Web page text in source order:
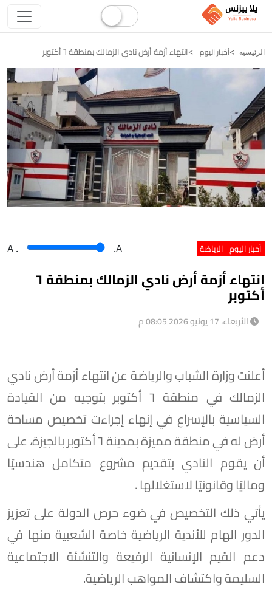
الرئيسيه أخبار اليوم انتهاء أزمة أرض نادي الزمالك بمنطقة ٦ أكتوبر
أخبار اليوم الرياضة A . .A
انتهاء أزمة أرض نادي الزمالك بمنطقة ٦
أكتوبر
الأربعاء، 17 يونيو 2026 08:05 م
أعلنت وزارة الشباب والرياضة عن انتهاء أزمة أرض نادي
الزمالك في منطقة ٦ أكتوبر بتوجيه من القيادة
السياسية بالإسراع في إنهاء إجراءت تخصيص مساحة
أرض له في منطقة مميزة بمدينة ٦ أكتوبر بالجيزة، على
أن يقوم النادي بتقديم مشروع متكامل هندسيًا
وماليًا وقانونيًا لاستغلالها .
يأتي ذلك التخصيص في ضوء حرص الدولة على تعزيز
الدور الهام للأندية الرياضية خاصة الشعبية منها في
دعم القيم الإنسانية الرفيعة والتنشئة الاجتماعية
السليمة واكتشاف المواهب الرياضية.